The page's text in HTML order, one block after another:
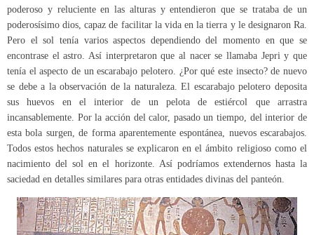
poderoso y reluciente en las alturas y entendieron que se trataba de un
poderosísimo dios, capaz de facilitar la vida en la tierra y le designaron Ra.
Pero el sol tenía varios aspectos dependiendo del momento en que se
encontrase el astro. Así interpretaron que al nacer se llamaba Jepri y que
tenía el aspecto de un escarabajo pelotero. ¿Por qué este insecto? de nuevo
se debe a la observación de la naturaleza. El escarabajo pelotero deposita
sus huevos en el interior de un pelota de estiércol que arrastra
incansablemente. Por la acción del calor, pasado un tiempo, del interior de
esta bola surgen, de forma aparentemente espontánea, nuevos escarabajos.
Todos estos hechos naturales se explicaron en el ámbito religioso como el
nacimiento del sol en el horizonte. Así podríamos extendernos hasta la
saciedad en detalles similares para otras entidades divinas del panteón.